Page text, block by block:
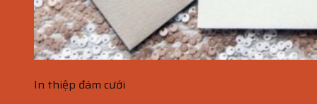
In thiệp đám cưới